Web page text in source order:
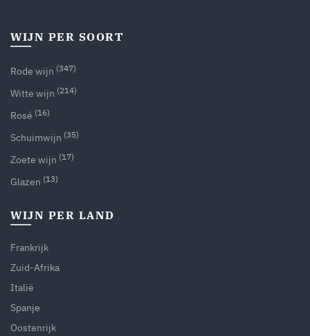
WIJN PER SOORT
Rode wijn (347)
Witte wijn (214)
Rosé (16)
Schuimwijn (35)
Zoete wijn (17)
Glazen (13)
WIJN PER LAND
Frankrijk
Zuid-Afrika
Italië
Spanje
Oostenrijk